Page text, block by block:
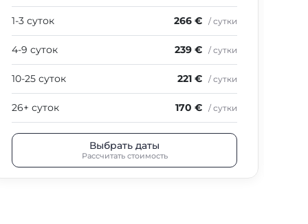
1-3 суток 266 € / сутки
4-9 суток 239 € / сутки
10-25 суток 221 € / сутки
26+ суток 170 € / сутки
Выбрать даты
Рассчитать стоимость